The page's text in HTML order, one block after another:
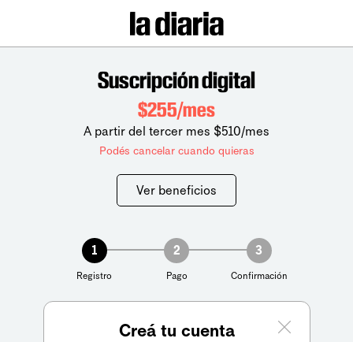
Suscripción digital
$255/mes
A partir del tercer mes $510/mes
Podés cancelar cuando quieras
Ver beneficios
1
Registro
2
Pago
3
Confirmación
Creá tu cuenta